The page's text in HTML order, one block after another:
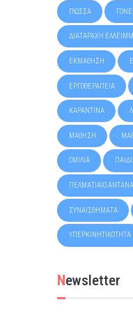
ΓΛΏΣΣΑ
ΔΙΑΤΑΡΑΧΉ
ΕΚΜΆΘΗΣΗ
ΕΡΓΟΘΕΡΑΠΕΊΑ
ΚΑΡΑΝΤΊΝΑ
ΜΆΘΗΣΗ
ΟΜΙΛΊΑ
ΠΕΛΜΑΤΙΑΊΟ
ΣΥΝΑΙΣΘΉΜΑΤΑ
ΥΠΕΡΚΙΝΗΤΙΚΌΤΗΤΑ
Newsletter